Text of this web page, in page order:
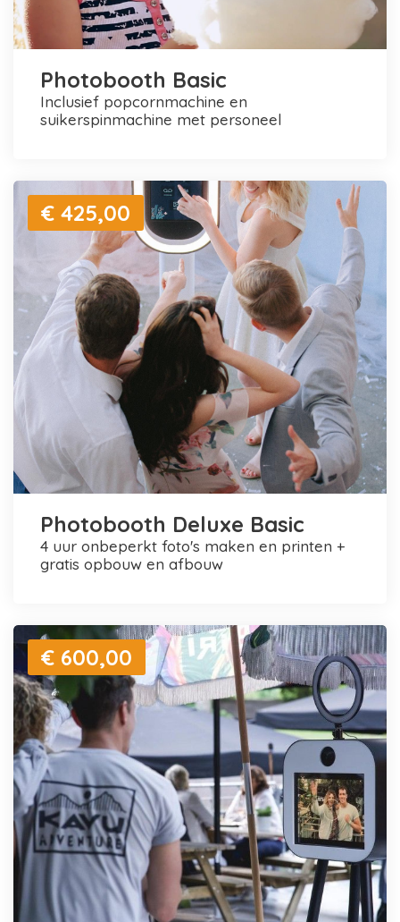
Photobooth Basic
inclusief popcornmachine en
suikerspinmachine met personeel
€ 425,00
Photobooth Deluxe Basic
4 uur onbeperkt foto's maken en printen +
gratis opbouw en afbouw
€ 600,00